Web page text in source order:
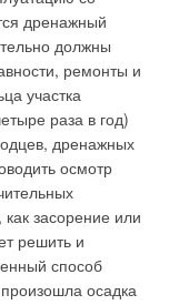
дренажный
должны
ремонты и
участка
раза в год)
дренажных
осмотр
засорение или
решить и
способ
осадка